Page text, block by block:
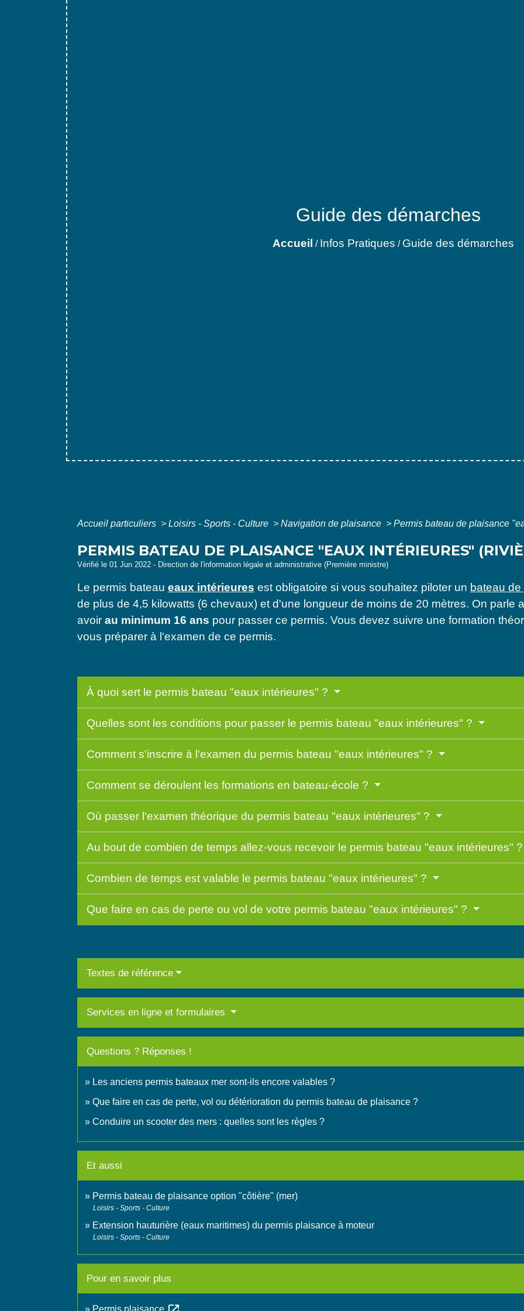
Guide des démarches
Accueil / Infos Pratiques / Guide des démarches
Accueil particuliers > Loisirs - Sports - Culture > Navigation de plaisance > Permis bateau de plaisance
PERMIS BATEAU DE PLAISANCE "EAUX INTÉRIEURES"
Vérifié le 01 Jun 2022 - Direction de l'information légale et administrative (Première ministre)
Le permis bateau eaux intérieures est obligatoire si vous souhaitez piloter un bateau
de plus de 4,5 kilowatts (6 chevaux) et d'une longueur de moins de 20 mètres. On parle
avoir au minimum 16 ans pour passer ce permis. Vous devez suivre une formation
vous préparer à l'examen de ce permis.
À quoi sert le permis bateau "eaux intérieures" ?
Quelles sont les conditions pour passer le permis bateau "eaux intérieures" ?
Comment s'inscrire à l'examen du permis bateau "eaux intérieures" ?
Comment se déroulent les formations en bateau-école ?
Où passer l'examen théorique du permis bateau "eaux intérieures" ?
Au bout de combien de temps allez-vous recevoir le permis bateau "eaux intérieures"
Combien de temps est valable le permis bateau "eaux intérieures" ?
Que faire en cas de perte ou vol de votre permis bateau "eaux intérieures" ?
Textes de référence
Services en ligne et formulaires
Questions ? Réponses !
Les anciens permis bateaux mer sont-ils encore valables ?
Que faire en cas de perte, vol ou détérioration du permis bateau de plaisance ?
Conduire un scooter des mers : quelles sont les règles ?
Et aussi
Permis bateau de plaisance option "côtière" (mer)
Loisirs - Sports - Culture
Extension hauturière (eaux maritimes) du permis plaisance à moteur
Loisirs - Sports - Culture
Pour en savoir plus